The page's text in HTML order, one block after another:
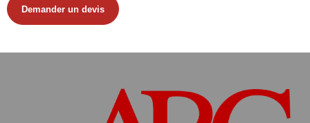
Demander un devis